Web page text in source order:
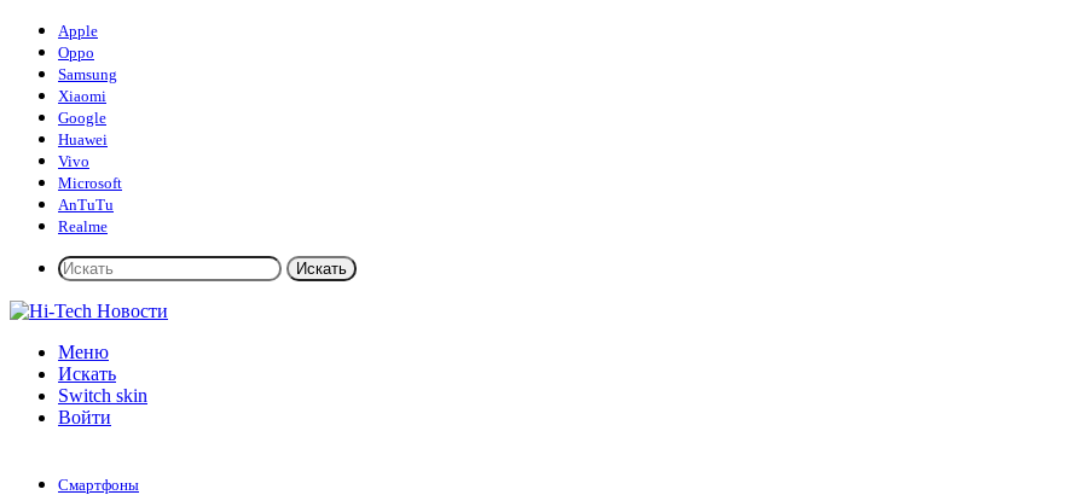
Apple
Oppo
Samsung
Xiaomi
Google
Huawei
Vivo
Microsoft
AnTuTu
Realme
Искать
Меню
Искать
Switch skin
Войти
Смартфоны